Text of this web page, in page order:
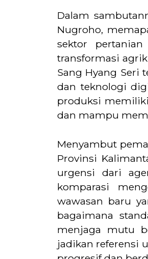
Dalam
Nugroho,
sektor
transformasi
Sang Hyang Seri
dan teknologi
produksi
dan mampu
Menyambut
Provinsi
urgensi dari
komparasi
wawasan baru
bagaimana
menjaga mutu
jadikan referensi